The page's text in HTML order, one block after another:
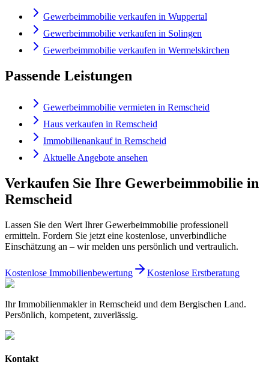
Gewerbeimmobilie verkaufen in Wuppertal
Gewerbeimmobilie verkaufen in Solingen
Gewerbeimmobilie verkaufen in Wermelskirchen
Passende Leistungen
Gewerbeimmobilie vermieten in Remscheid
Haus verkaufen in Remscheid
Immobilienankauf in Remscheid
Aktuelle Angebote ansehen
Verkaufen Sie Ihre Gewerbeimmobilie in
Remscheid
Lassen Sie den Wert Ihrer Gewerbeimmobilie professionell
ermitteln. Fordern Sie jetzt eine kostenlose, unverbindliche
Einschätzung an – wir melden uns persönlich und vertraulich.
Kostenlose Immobilienbewertung Kostenlose Erstberatung
Ihr Immobilienmakler in Remscheid und dem Bergischen Land.
Persönlich, kompetent, zuverlässig.
Kontakt